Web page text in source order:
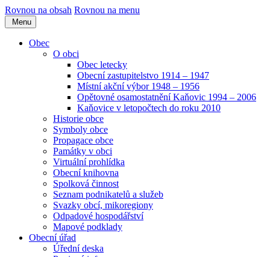
Rovnou na obsah Rovnou na menu
Menu
Obec
O obci
Obec letecky
Obecní zastupitelstvo 1914 – 1947
Místní akční výbor 1948 – 1956
Opětovné osamostatnění Kaňovic 1994 – 2006
Kaňovice v letopočtech do roku 2010
Historie obce
Symboly obce
Propagace obce
Památky v obci
Virtuální prohlídka
Obecní knihovna
Spolková činnost
Seznam podnikatelů a služeb
Svazky obcí, mikoregiony
Odpadové hospodářství
Mapové podklady
Obecní úřad
Úřední deska